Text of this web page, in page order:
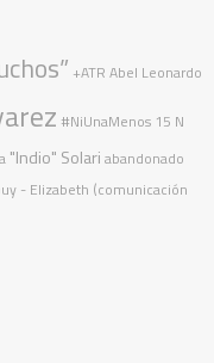
+ATR Abel Leonardo
#NiUnaMenos 15 N
"Indio" Solari abandonado
- Elizabeth (comunicación